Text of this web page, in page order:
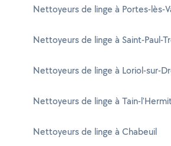
Nettoyeurs de linge à Portes-lès-
Nettoyeurs de linge à Saint-Paul-
Nettoyeurs de linge à Loriol-sur-
Nettoyeurs de linge à Tain-
Nettoyeurs de linge à Chabeuil